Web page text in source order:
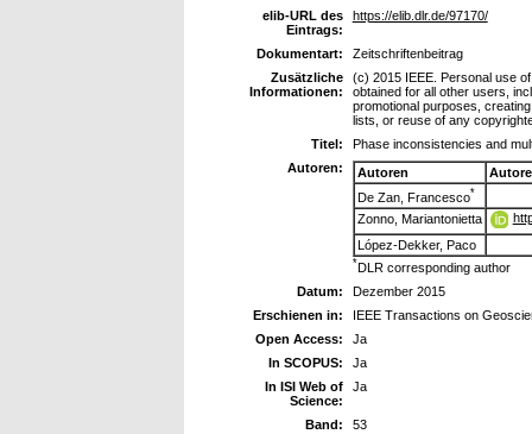
elib-URL des
Eintrags:
https://elib.dlr.de/97170/
Dokumentart:
Zeitschriftenbeitrag
Zusätzliche
Informationen:
(c) 2015 IEEE. Personal use
obtained for all other users,
promotional purposes,
lists, or reuse of any
Titel:
Phase inconsistencies and
Autoren:
Autoren
De Zan, Francesco*
Zonno, Mariantonietta
López-Dekker, Paco
*DLR corresponding author
Datum:
Dezember 2015
Erschienen in:
IEEE Transactions on
Open Access:
Ja
In SCOPUS:
Ja
In ISI Web of
Science:
Ja
Band:
53